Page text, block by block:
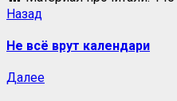
Назад
Не всё врут календари
Далее